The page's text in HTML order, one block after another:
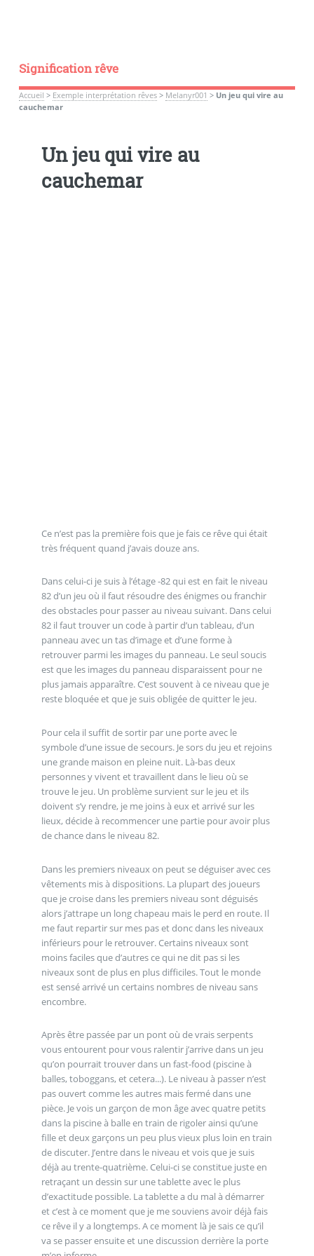
Signification rêve
Accueil > Exemple interprétation rêves> Melanyr001 > Un jeu qui vire au
cauchemar
Un jeu qui vire au
cauchemar
Ce n’est pas la première fois que je fais ce rêve qui était
très fréquent quand j’avais douze ans.
Dans celui-ci je suis à l’étage -82 qui est en fait le niveau
82 d’un jeu où il faut résoudre des énigmes ou franchir
des obstacles pour passer au niveau suivant. Dans celui
82 il faut trouver un code à partir d’un tableau, d’un
panneau avec un tas d’image et d’une forme à
retrouver parmi les images du panneau. Le seul soucis
est que les images du panneau disparaissent pour ne
plus jamais apparaître. C’est souvent à ce niveau que je
reste bloquée et que je suis obligée de quitter le jeu.
Pour cela il suffit de sortir par une porte avec le
symbole d’une issue de secours. Je sors du jeu et rejoins
une grande maison en pleine nuit. Là-bas deux
personnes y vivent et travaillent dans le lieu où se
trouve le jeu. Un problème survient sur le jeu et ils
doivent s’y rendre, je me joins à eux et arrivé sur les
lieux, décide à recommencer une partie pour avoir plus
de chance dans le niveau 82.
Dans les premiers niveaux on peut se déguiser avec ces
vêtements mis à dispositions. La plupart des joueurs
que je croise dans les premiers niveau sont déguisés
alors j’attrape un long chapeau mais le perd en route. Il
me faut repartir sur mes pas et donc dans les niveaux
inférieurs pour le retrouver. Certains niveaux sont
moins faciles que d’autres ce qui ne dit pas si les
niveaux sont de plus en plus difficiles. Tout le monde
est sensé arrivé un certains nombres de niveau sans
encombre.
Après être passée par un pont où de vrais serpents
vous entourent pour vous ralentir j’arrive dans un jeu
qu’on pourrait trouver dans un fast-food (piscine à
balles, toboggans, et cetera...). Le niveau à passer n’est
pas ouvert comme les autres mais fermé dans une
pièce. Je vois un garçon de mon âge avec quatre petits
dans la piscine à balle en train de rigoler ainsi qu’une
fille et deux garçons un peu plus vieux plus loin en train
de discuter. J’entre dans le niveau et vois que je suis
déjà au trente-quatrième. Celui-ci se constitue juste en
retraçant un dessin sur une tablette avec le plus
d’exactitude possible. La tablette a du mal à démarrer
et c’est à ce moment que je me souviens avoir déjà fais
ce rêve il y a longtemps. A ce moment là je sais ce qu’il
va se passer ensuite et une discussion derrière la porte